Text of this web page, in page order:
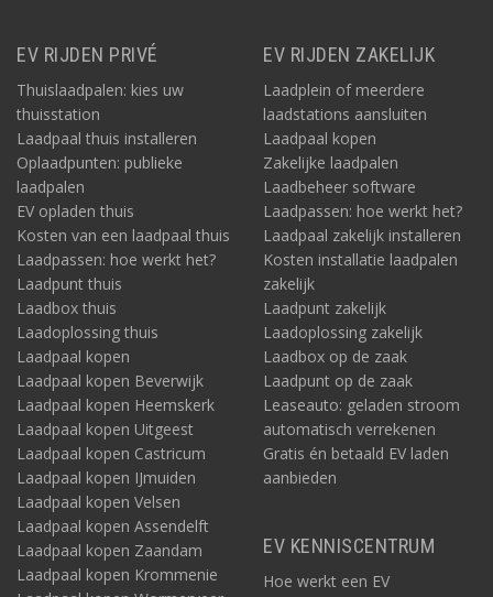
EV RIJDEN PRIVÉ
Thuislaadpalen: kies uw
thuisstation
Laadpaal thuis installeren
Oplaadpunten: publieke
laadpalen
EV opladen thuis
Kosten van een laadpaal thuis
Laadpassen: hoe werkt het?
Laadpunt thuis
Laadbox thuis
Laadoplossing thuis
Laadpaal kopen
Laadpaal kopen Beverwijk
Laadpaal kopen Heemskerk
Laadpaal kopen Uitgeest
Laadpaal kopen Castricum
Laadpaal kopen IJmuiden
Laadpaal kopen Velsen
Laadpaal kopen Assendelft
Laadpaal kopen Zaandam
Laadpaal kopen Krommenie
EV RIJDEN ZAKELIJK
Laadplein of meerdere
laadstations aansluiten
Laadpaal kopen
Zakelijke laadpalen
Laadbeheer software
Laadpassen: hoe werkt het?
Laadpaal zakelijk installeren
Kosten installatie laadpalen
zakelijk
Laadpunt zakelijk
Laadoplossing zakelijk
Laadbox op de zaak
Laadpunt op de zaak
Leaseauto: geladen stroom
automatisch verrekenen
Gratis én betaald EV laden
aanbieden
EV KENNISCENTRUM
Hoe werkt een EV